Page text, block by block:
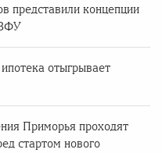
представили концепции
отыгрывает
Приморья проходят
стартом нового